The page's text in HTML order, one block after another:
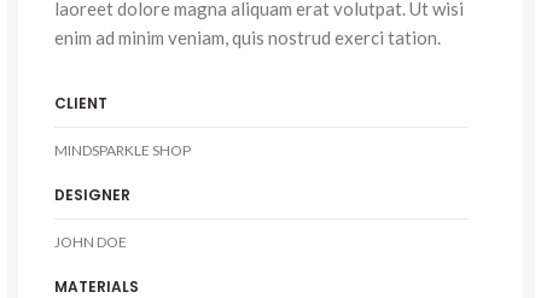
laoreet dolore magna aliquam erat volutpat. Ut wisi
enim ad minim veniam, quis nostrud exerci tation.
CLIENT
MINDSPARKLE SHOP
DESIGNER
JOHN DOE
MATERIALS